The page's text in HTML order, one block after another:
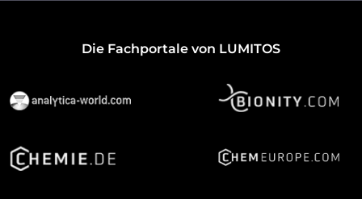
Die Fachportale von LUMITOS